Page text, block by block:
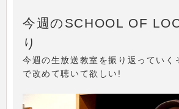
今週のSCHOOL OF
り
今週の生放送教室を振り返ってい
で改めて聴いて欲しい!